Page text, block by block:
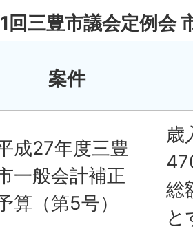
回三豊市議会定例会
案件
成27年度三豊
一般会計補正
算（第5号）
歳
総
と